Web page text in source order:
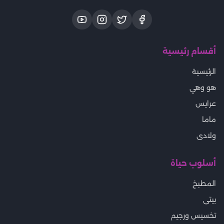
أقسام رئيسية
الرئيسية
هو وهي
عرايس
ماما
ولادى
أسلوب حياة
المطبخ
بيتى
تخسيس ورجيم